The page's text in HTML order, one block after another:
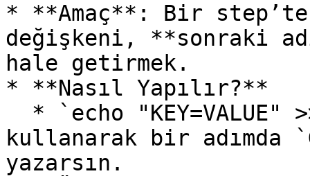
* **Amaç**: Bir
değişkeni, **sonraki
hale getirmek.
* **Nasıl Yapılır?**
kullanarak bir adımda
yazarsın.